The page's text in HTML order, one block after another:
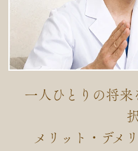
一人ひとりの将
メリット・デメ